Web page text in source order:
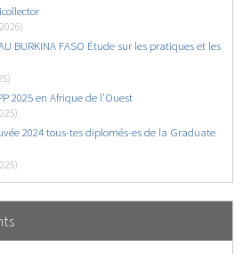
BURKINA FASO Étude sur les pratiques et les
2025 en Afrique de l’Ouest
2024 tous-tes diplomés-es de la Graduate